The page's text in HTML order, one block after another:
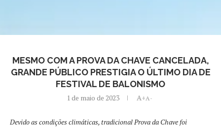
MESMO COM A PROVA DA CHAVE CANCELADA,
GRANDE PÚBLICO PRESTIGIA O ÚLTIMO DIA DE
FESTIVAL DE BALONISMO
1 de maio de 2023 A+A-
Devido as condições climáticas, tradicional Prova da Chave foi